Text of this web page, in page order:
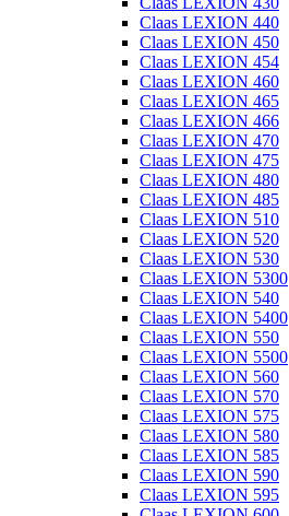
Claas LEXION 440
Claas LEXION 450
Claas LEXION 454
Claas LEXION 460
Claas LEXION 465
Claas LEXION 466
Claas LEXION 470
Claas LEXION 475
Claas LEXION 480
Claas LEXION 485
Claas LEXION 510
Claas LEXION 520
Claas LEXION 530
Claas LEXION 5300
Claas LEXION 540
Claas LEXION 5400
Claas LEXION 550
Claas LEXION 5500
Claas LEXION 560
Claas LEXION 570
Claas LEXION 575
Claas LEXION 580
Claas LEXION 585
Claas LEXION 590
Claas LEXION 595